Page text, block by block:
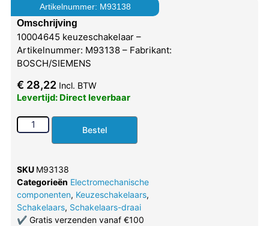
Artikelnummer: M93138
Omschrijving
10004645 keuzeschakelaar –
Artikelnummer: M93138 – Fabrikant:
BOSCH/SIEMENS
€ 28,22 Incl. BTW
Levertijd: Direct leverbaar
Bestel
SKU M93138
Categorieën Electromechanische
componenten, Keuzeschakelaars,
Schakelaars, Schakelaars-draai
✔Gratis verzenden vanaf €100